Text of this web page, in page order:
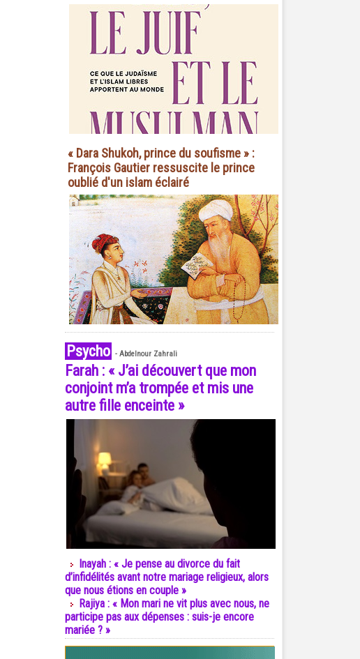
« Dara Shukoh, prince du soufisme » :
François Gautier ressuscite le prince
oublié d'un islam éclairé
Psycho - Abdelnour Zahrali
Farah : « J’ai découvert que mon
conjoint m’a trompée et mis une
autre fille enceinte »
Inayah : « Je pense au divorce du fait
d’infidélités avant notre mariage religieux, alors
que nous étions en couple »
Rajiya : « Mon mari ne vit plus avec nous, ne
participe pas aux dépenses : suis-je encore
mariée ? »